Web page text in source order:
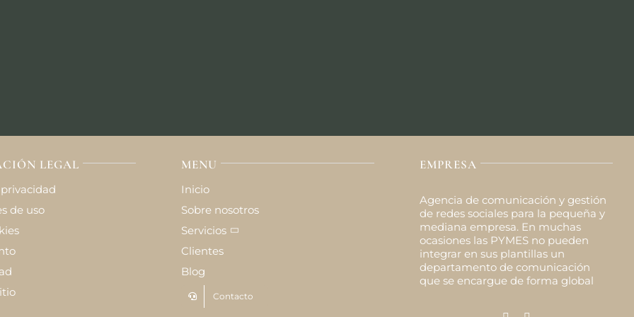
LEGAL
de uso
MENU
Inicio
Sobre nosotros
Servicios
Clientes
Blog
Contacto
EMPRESA
Agencia de comunicación y gestión
de redes sociales para la pequeña y
mediana empresa. En muchas
ocasiones las PYMES no pueden
integrar en sus plantillas un
departamento de comunicación
que se encargue de forma global